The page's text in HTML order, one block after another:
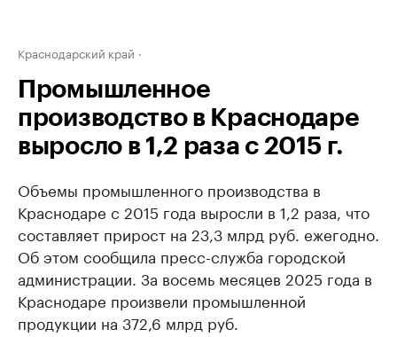
Краснодарский край
Промышленное
производство в Краснодаре
выросло в 1,2 раза с 2015 г.
Объемы промышленного производства в
Краснодаре с 2015 года выросли в 1,2 раза, что
составляет прирост на 23,3 млрд руб. ежегодно.
Об этом сообщила пресс-служба городской
администрации. За восемь месяцев 2025 года в
Краснодаре произвели промышленной
продукции на 372,6 млрд руб.